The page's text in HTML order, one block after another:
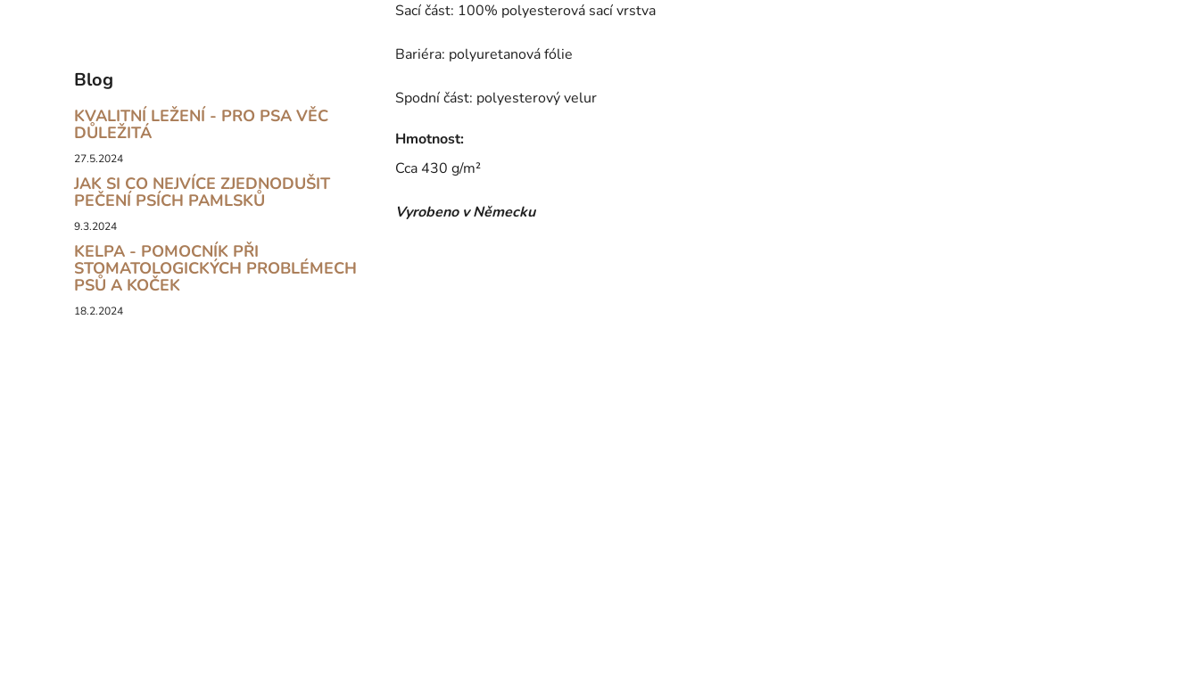
Blog
KVALITNÍ LEŽENÍ - PRO PSA VĚC
DŮLEŽITÁ
27.5.2024
JAK SI CO NEJVÍCE ZJEDNODUŠIT
PEČENÍ PSÍCH PAMLSKŮ
9.3.2024
KELPA - POMOCNÍK PŘI
STOMATOLOGICKÝCH PROBLÉMECH
PSŮ A KOČEK
18.2.2024
Sací část: 100% polyesterová sací vrstva
Bariéra: polyuretanová fólie
Spodní část: polyesterový velur
Hmotnost:
Cca 430 g/m²
Vyrobeno v Německu